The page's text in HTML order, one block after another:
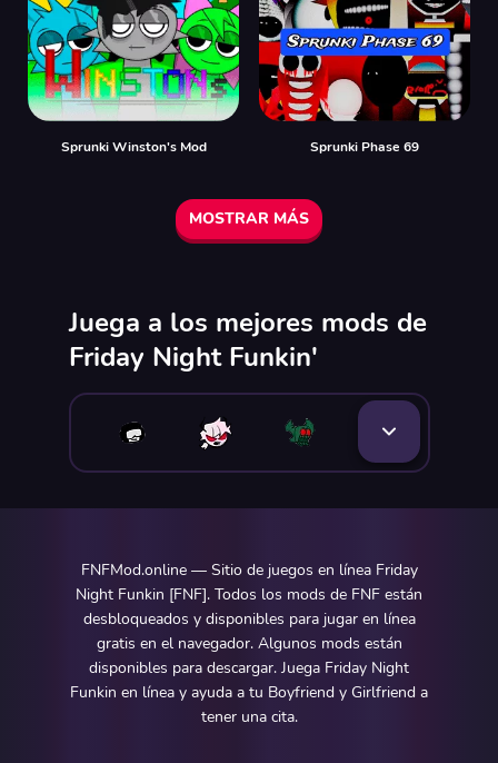
Sprunki Winston's Mod Sprunki Phase 69
MOSTRAR MÁS
Juega a los mejores mods de
Friday Night Funkin'
FNFMod.online — Sitio de juegos en línea Friday
Night Funkin [FNF]. Todos los mods de FNF están
desbloqueados y disponibles para jugar en línea
gratis en el navegador. Algunos mods están
disponibles para descargar. Juega Friday Night
Funkin en línea y ayuda a tu Boyfriend y Girlfriend a
tener una cita.